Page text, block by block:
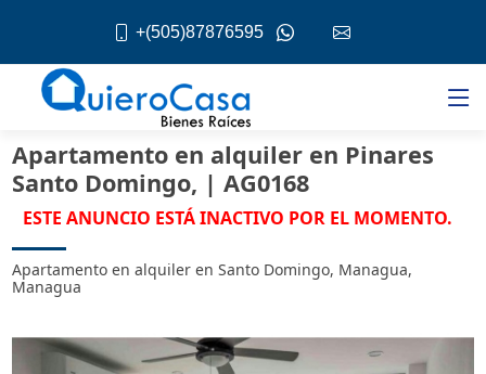
+(505)87876595
Apartamento en alquiler en Pinares
Santo Domingo, | AG0168
ESTE ANUNCIO ESTÁ INACTIVO POR EL MOMENTO.
Apartamento en alquiler en Santo Domingo, Managua,
Managua